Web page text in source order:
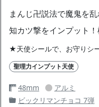
まんじ卍説法で魔鬼を
知カツ撃をインプット
★天使シールで、お守りシ
聖理力インプット天使
48mm
アルミ
ビックリマンチョコ 7弾